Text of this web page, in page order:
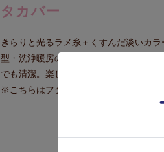
タカバー
きらりと光るラメ糸＋くすんだ淡いカ
型・洗浄暖房のどのタイプでも取り付
でも清潔。楽しく柔らかな空間を演出し
※こちらはフタカバー単品のページです